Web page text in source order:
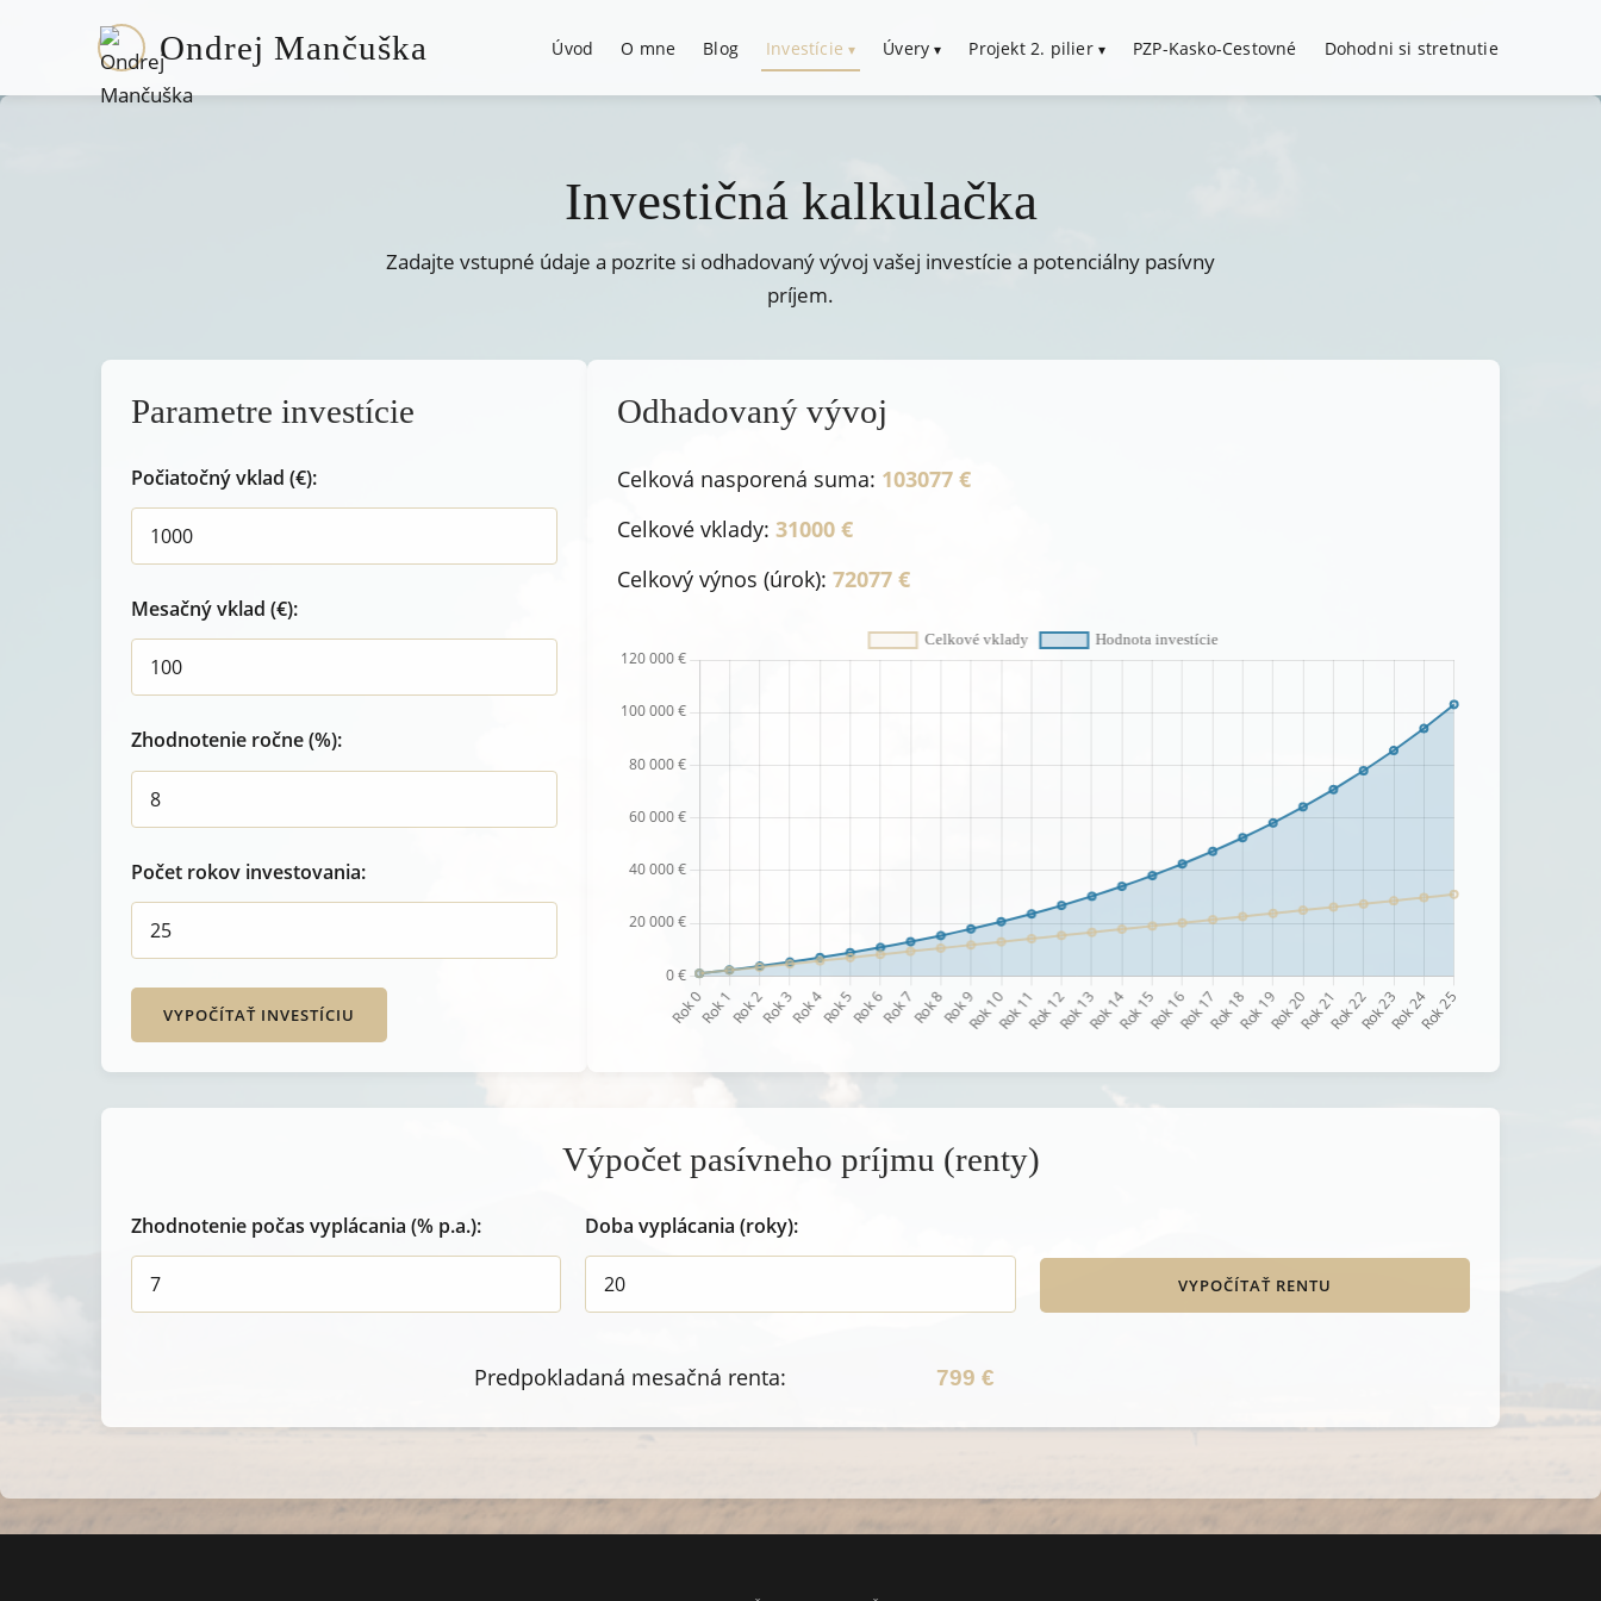
Ondrej Mančuška Úvod O mne Blog Investície Úvery Projekt 2. pilier PZP-Kasko-Cestovné Dohodni si stretnutie
Investičná kalkulačka
Zadajte vstupné údaje a pozrite si odhadovaný vývoj vašej investície a potenciálny pasívny
príjem.
Parametre investície
Počiatočný vklad (€):
Mesačný vklad (€):
Zhodnotenie ročne (%):
Počet rokov investovania:
VYPOČÍTAŤ INVESTÍCIU
Odhadovaný vývoj
Celková nasporená suma: 103077 €
Celkové vklady:31000 €
Celkový výnos (úrok):72077 €
Výpočet pasívneho príjmu (renty)
Zhodnotenie počas vyplácania (% p.a.): Doba vyplácania (roky):
VYPOČÍTAŤ RENTU
Predpokladaná mesačná renta: